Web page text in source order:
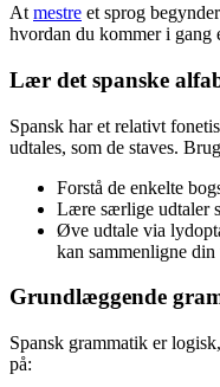
At mestre et sprog
hvordan du kommer i gang
Lær det spanske
Spansk har et relativt
udtales, som de staves.
Forstå de enkelte
Lære særlige udtaler
Øve udtale via
kan sammenligne
Grundlæggende
Spansk grammatik er
på: